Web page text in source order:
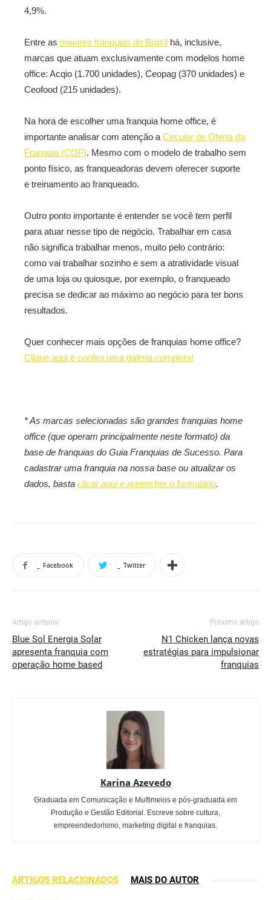
4,9%.
Entre as maiores franquias do Brasil há, inclusive,
marcas que atuam exclusivamente com modelos home
office: Acqio (1.700 unidades), Ceopag (370 unidades) e
Ceofood (215 unidades).
Na hora de escolher uma franquia home office, é
importante analisar com atenção a Circular de Oferta da
Franquia (COF). Mesmo com o modelo de trabalho sem
ponto físico, as franqueadoras devem oferecer suporte
e treinamento ao franqueado.
Outro ponto importante é entender se você tem perfil
para atuar nesse tipo de negócio. Trabalhar em casa
não significa trabalhar menos, muito pelo contrário:
como vai trabalhar sozinho e sem a atratividade visual
de uma loja ou quiosque, por exemplo, o franqueado
precisa se dedicar ao máximo ao negócio para ter bons
resultados.
Quer conhecer mais opções de franquias home office?
Clique aqui e confira uma galeria completa!
* As marcas selecionadas são grandes franquias home
office (que operam principalmente neste formato) da
base de franquias do Guia Franquias de Sucesso. Para
cadastrar uma franquia na nossa base ou atualizar os
dados, basta clicar aqui e preencher o formulário.
Facebook Twitter
Artigo anterior
Blue Sol Energia Solar
apresenta franquia com
operação home based
Próximo artigo
N1 Chicken lança novas
estratégias para impulsionar
franquias
Karina Azevedo
Graduada em Comunicação e Multimeios e pós-graduada em
Produção e Gestão Editorial. Escreve sobre cultura,
empreendedorismo, marketing digital e franquias.
ARTIGOS RELACIONADOS MAIS DO AUTOR